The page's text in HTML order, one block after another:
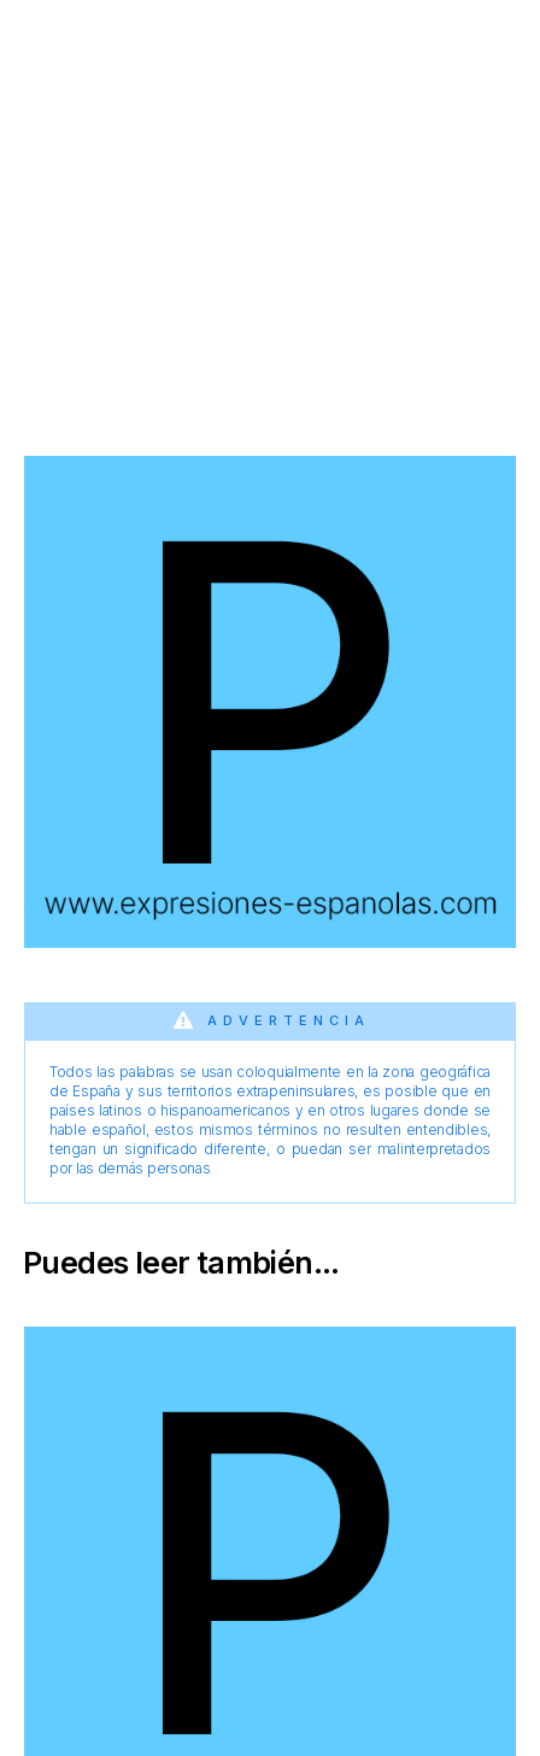
ADVERTENCIA
Todos las palabras se usan coloquialmente en la zona geográfica
de España y sus territorios extrapeninsulares, es posible que en
países latinos o hispanoamericanos y en otros lugares donde se
hable español, estos mismos términos no resulten entendibles,
tengan un significado diferente, o puedan ser malinterpretados
por las demás personas
Puedes leer también...